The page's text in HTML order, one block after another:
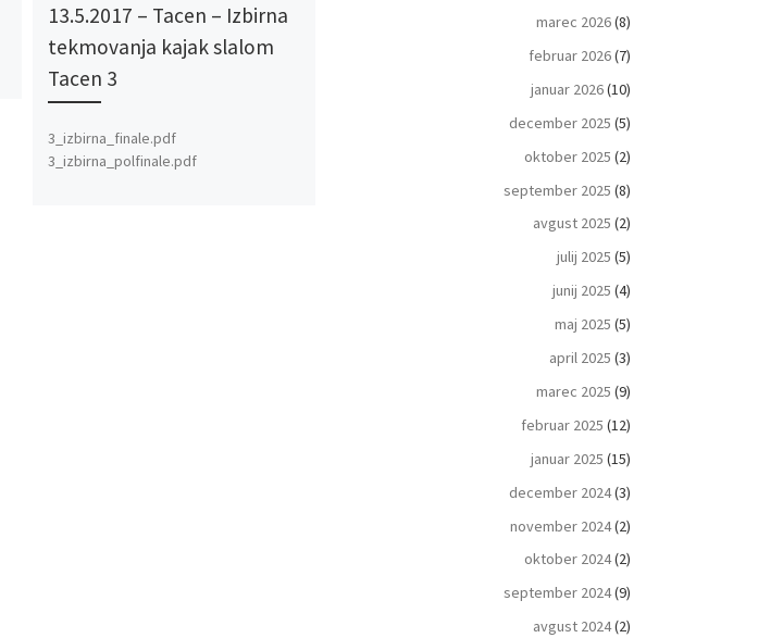
13.5.2017 – Tacen – Izbirna
tekmovanja kajak slalom
Tacen 3
3_izbirna_finale.pdf
3_izbirna_polfinale.pdf
12.3.2017 – Kranjska Gora –
Pokal RAUCH – Državno
prvenstvo – veleslalom U12
marec 2026(8)
februar 2026(7)
januar 2026(10)
december 2025 (5)
oktober 2025 (2)
september 2025 (8)
avgust 2025 (2)
julij 2025 (5)
junij 2025 (4)
maj 2025 (5)
april 2025 (3)
marec 2025 (9)
februar 2025 (12)
januar 2025 (15)
december 2024(3)
november 2024(2)
oktober 2024(2)
september 2024(9)
avgust 2024(2)